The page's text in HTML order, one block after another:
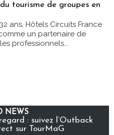
tourisme de groupes en
ans, Hôtels Circuits France
comme un partenaire de
professionnels...
NEWS
: suivez l’Outback
sur TourMaG